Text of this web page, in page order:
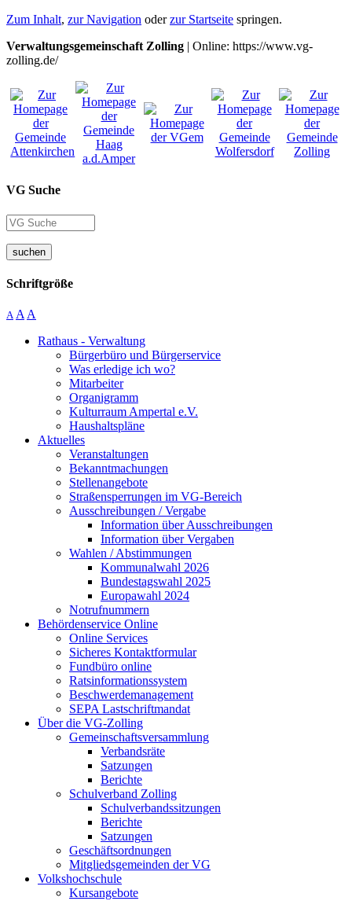
Zum Inhalt, zur Navigation oderzur Startseite springen.
Verwaltungsgemeinschaft Zolling | Online: https://www.vg-
zolling.de/
VG Suche
suchen
Schriftgröße
A A A
Rathaus - Verwaltung
Bürgerbüro und Bürgerservice
Was erledige ich wo?
Mitarbeiter
Organigramm
Kulturraum Ampertal e.V.
Haushaltspläne
Aktuelles
Veranstaltungen
Bekanntmachungen
Stellenangebote
Straßensperrungen im VG-Bereich
Ausschreibungen / Vergabe
Information über Ausschreibungen
Information über Vergaben
Wahlen / Abstimmungen
Kommunalwahl 2026
Bundestagswahl 2025
Europawahl 2024
Notrufnummern
Behördenservice Online
Online Services
Sicheres Kontaktformular
Fundbüro online
Ratsinformationssystem
Beschwerdemanagement
SEPA Lastschriftmandat
Über die VG-Zolling
Gemeinschaftsversammlung
Verbandsräte
Satzungen
Berichte
Schulverband Zolling
Schulverbandssitzungen
Berichte
Satzungen
Geschäftsordnungen
Mitgliedsgemeinden der VG
Volkshochschule
Kursangebote